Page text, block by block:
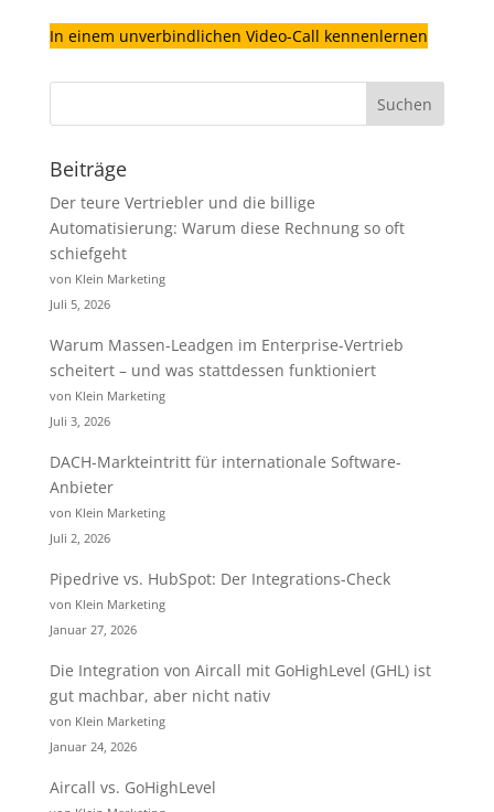
In einem unverbindlichen Video-Call kennenlernen
Beiträge
Der teure Vertriebler und die billige
Automatisierung: Warum diese Rechnung so oft
schiefgeht
von Klein Marketing
Juli 5, 2026
Warum Massen-Leadgen im Enterprise-Vertrieb
scheitert – und was stattdessen funktioniert
von Klein Marketing
Juli 3, 2026
DACH-Markteintritt für internationale Software-
Anbieter
von Klein Marketing
Juli 2, 2026
Pipedrive vs. HubSpot: Der Integrations-Check
von Klein Marketing
Januar 27, 2026
Die Integration von Aircall mit GoHighLevel (GHL) ist
gut machbar, aber nicht nativ
von Klein Marketing
Januar 24, 2026
Aircall vs. GoHighLevel